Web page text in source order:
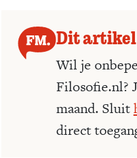
Dit artikel
Wil je
Filosofie.nl?
maand. Sluit
direct